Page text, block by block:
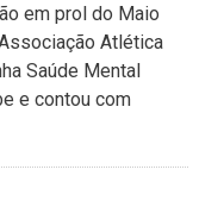
em prol do Maio
Atlética
Saúde Mental
e contou com